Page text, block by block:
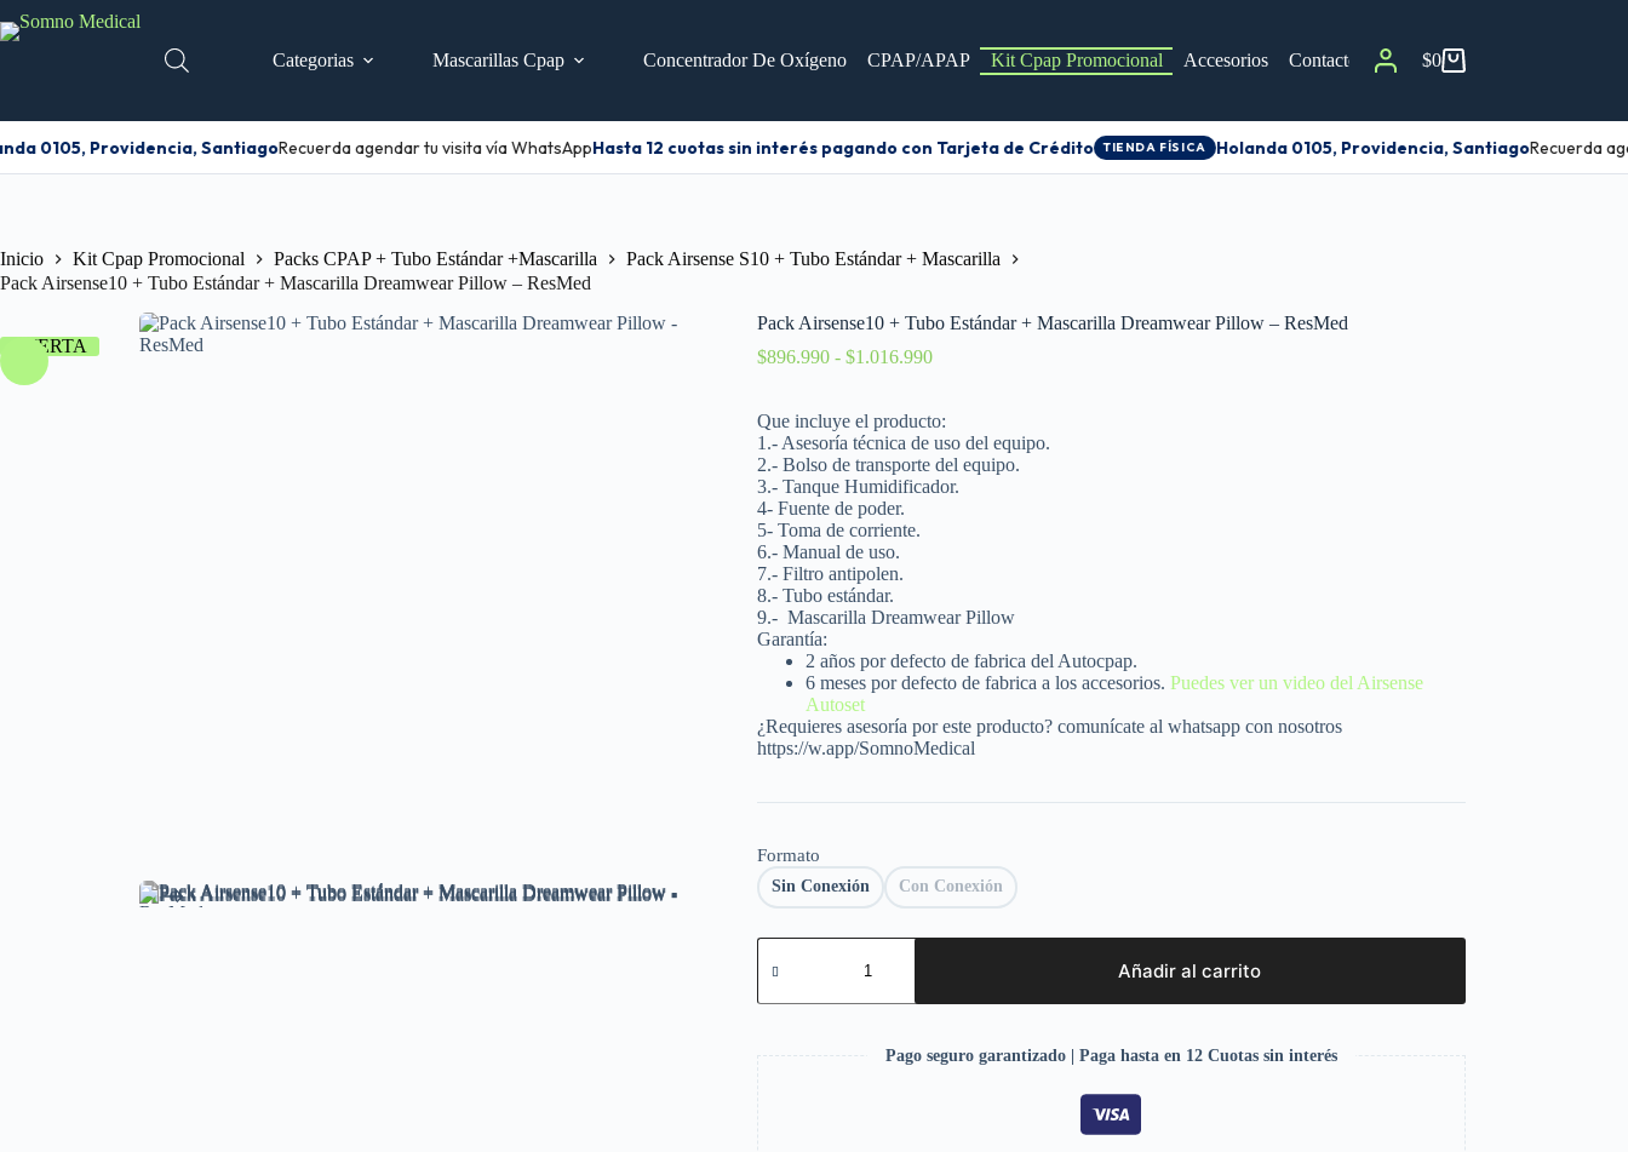
Categorias Mascarillas Cpap Concentrador De Oxígeno CPAP/APAP Kit Cpap Promocional Accesorios Contacto $0
0105, Providencia, SantiagoRecuerda agendar tu visita vía WhatsAppHasta 12 cuotas sin interés pagando con Tarjeta de Crédito TIENDA FÍSICA Holanda 0105, Providencia, SantiagoRecuerda
Inicio Kit Cpap Promocional Packs CPAP + Tubo Estándar +Mascarilla
Pack Airsense S10 + Tubo Estándar + Mascarilla
Pack Airsense10 + Tubo Estándar + Mascarilla Dreamwear Pillow – ResMed
OFERTA
Pack Airsense10 + Tubo Estándar + Mascarilla Dreamwear Pillow – ResMed
$896.990 - $1.016.990
Que incluye el producto:
1.- Asesoría técnica de uso del equipo.
2.- Bolso de transporte del equipo.
3.- Tanque Humidificador.
4- Fuente de poder.
5- Toma de corriente.
6.- Manual de uso.
7.- Filtro antipolen.
8.- Tubo estándar.
9.- Mascarilla Dreamwear Pillow
Garantía:
2 años por defecto de fabrica del Autocpap.
6 meses por defecto de fabrica a los accesorios. Puedes ver un video del Airsense
Autoset
¿Requieres asesoría por este producto? comunícate al whatsapp con nosotros
https://w.app/SomnoMedical
Formato
Sin Conexión Con Conexión
Añadir al carrito
Pago seguro garantizado | Paga hasta en 12 Cuotas sin interés